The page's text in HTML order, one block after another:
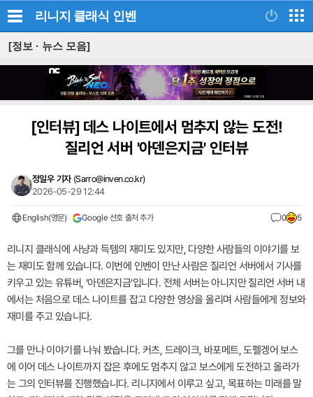
리니지 클래식 인벤
[정보 · 뉴스 모음]
[인터뷰]데스 나이트에서 멈추지 않는 도전!
질리언 서버 '아덴은지금' 인터뷰
정일우 기자 (Sarro@inven.co.kr)
2026-05-29 12:44
English(영문) Google 선호 출처 추가 0 5
리니지 클래식에 사냥과 득템의 재미도 있지만, 다양한 사람들의 이야기를 보
는 재미도 함께 있습니다. 이번에 인벤이 만난 사람은 질리언 서버에서 기사를
키우고 있는 유튜버, '아덴은지금'입니다. 전체 서버는 아니지만 질리언 서버 내
에서는 처음으로 데스 나이트를 잡고 다양한 영상을 올리며 사람들에게 정보와
재미를 주고 있습니다.
그를 만나 이야기를 나눠 봤습니다. 커츠, 드레이크, 바포메트, 도펠겡어 보스
에 이어 데스 나이트까지 잡은 후에도 멈추지 않고 보스에게 도전하고 올라가
는 그의 인터뷰를 진행했습니다. 리니지에서 이루고 싶고, 목표하는 미래를 말